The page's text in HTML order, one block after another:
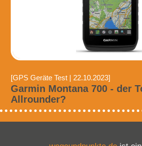
[GPS Geräte Test | 22.10.2023]
Garmin Montana 700 - der
Allrounder?